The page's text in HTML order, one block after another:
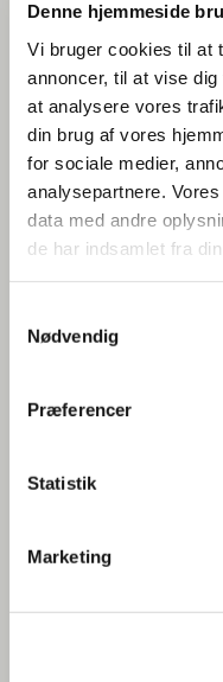
Denne hjemmeside
Vi bruger cookies til at
annoncer, til at vise
at analysere vores
din brug af vores
for sociale medier,
analysepartnere.
data med andre
de har indsamlet fra
Nødvendig
Præferencer
Statistik
Marketing